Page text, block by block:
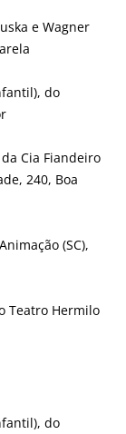
e Wagner
do
da Cia Fiandeiro
240, Boa
(SC),
Teatro Hermilo
do